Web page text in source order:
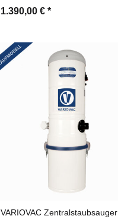
1.390,00 € *
VARIOVAC Zentralstaubsauger